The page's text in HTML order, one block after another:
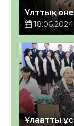
Ұлттық
18.06.2024
Ұлағатты